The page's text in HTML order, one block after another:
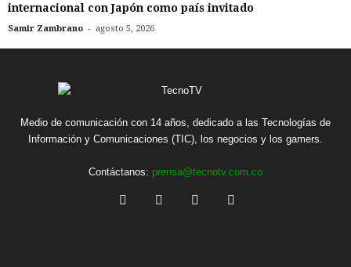
internacional con Japón como país invitado
Samir Zambrano - agosto 5, 2026
Medio de comunicación con 14 años, dedicado a las Tecnologías de
Información y Comunicaciones (TIC), los negocios y los gamers.
Contáctanos: prensa@tecnotv.com.co